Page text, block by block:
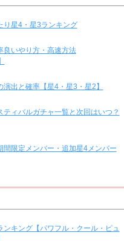
り星4・星3ランキング
良いやり方・高速方法
演出と確率【星4・星3・星2】
ティバルガチャ一覧と次回はいつ？
間限定メンバー・追加星4メンバー
ンキング【パワフル・クール・ピュ